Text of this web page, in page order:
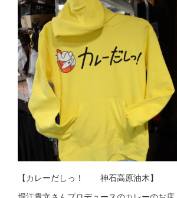
シルクスクリーン その他 お問い合わせ
そっくりさんマスク 画像提供方法 メデ
【カレーだしっ！ 神石高原油木】